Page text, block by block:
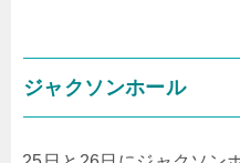
ジャクソンホール